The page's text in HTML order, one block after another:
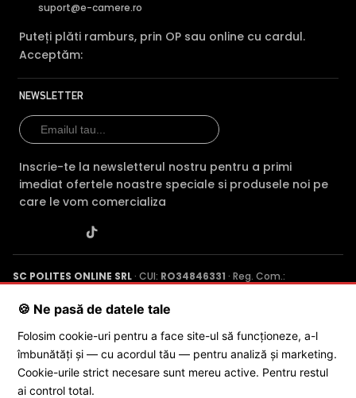
suport@e-camere.ro
Puteți plăti ramburs, prin OP sau online cu cardul.
Acceptăm:
NEWSLETTER
Inscrie-te la newsletterul nostru pentru a primi
imediat ofertele noastre speciale si produsele noi pe
care le vom comercializa
SC POLITES ONLINE SRL · CUI: RO34846331 · Reg. Com.:
Poenaru, Nr. 1, Craiova, Jud. Dolj ·
© 2026 SC POLITES ONLINE SRL
🍪 Ne pasă de datele tale
Folosim cookie-uri pentru a face site-ul să funcționeze, a-l
îmbunătăți și — cu acordul tău — pentru analiză și marketing.
Cookie-urile strict necesare sunt mereu active. Pentru restul
ai control total.